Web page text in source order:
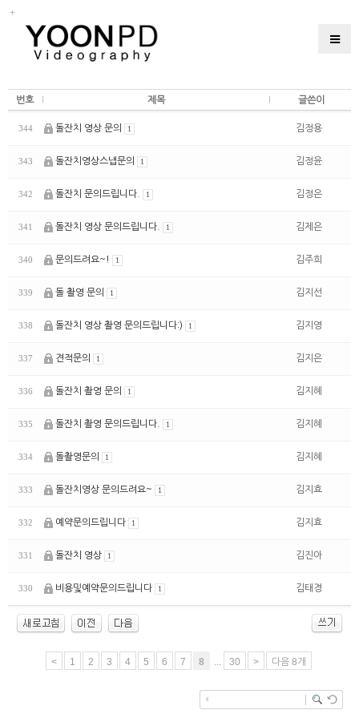
번호 제목 글쓴이
344 돌잔치 영상 문의 1 김정용
343 돌잔치영상스냅문의 1 김정윤
342 돌잔치 문의드립니다. 1 김정은
341 돌잔치 영상 문의드립니다. 1 김제은
340 문의드려요~! 1 김주희
339 돌 촬영 문의 1 김지선
338 돌잔치 영상 촬영 문의드립니다:) 1 김지영
337 견적문의 1 김지은
336 돌잔치 촬영 문의 1 김지혜
335 돌잔치 촬영 문의드립니다. 1 김지혜
334 돌촬영문의 1 김지혜
333 돌잔치영상 문의드려요~ 1 김지효
332 예약문의드립니다 1 김지효
331 돌잔치 영상 1 김진아
330 비용및예약문의드립니다 1 김태경
< 1 2 3 4 5 6 7 8 ... 30 > 다음 8개